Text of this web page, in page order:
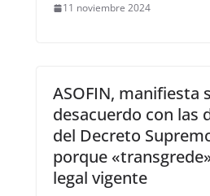
11 noviembre 2024
ASOFIN, manifiesta
desacuerdo con las
del Decreto
porque
legal vigente